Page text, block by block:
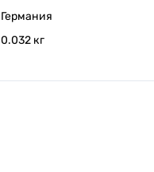
Германия
0.032 кг